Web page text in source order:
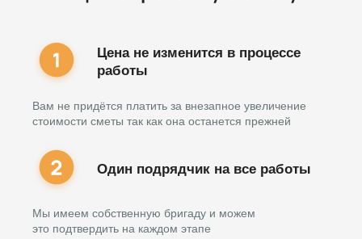
Цена не изменится в процессе
работы
Вам не придётся платить за внезапное увеличение
стоимости сметы так как она останется прежней
Один подрядчик на все работы
Мы имеем собственную бригаду и можем
это подтвердить на каждом этапе